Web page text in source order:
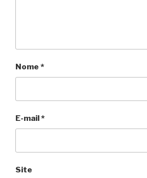
Nome *
E-mail*
Site